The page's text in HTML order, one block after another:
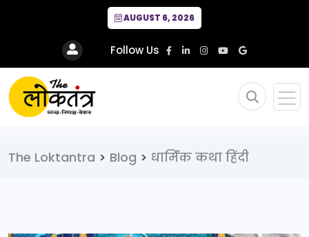
AUGUST 6, 2026
Follow Us
The Loktantra > Blog > धार्मिक कथा हिंदी